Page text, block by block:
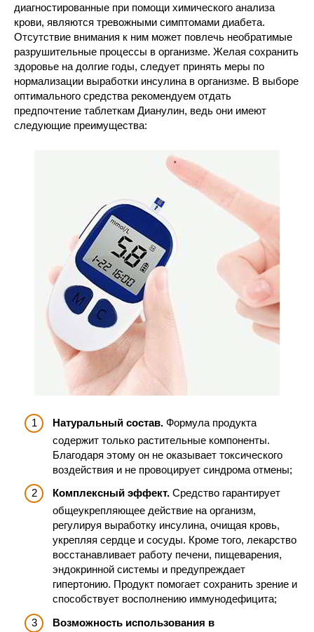
диагностированные при помощи химического анализа
крови, являются тревожными симптомами диабета.
Отсутствие внимания к ним может повлечь необратимые
разрушительные процессы в организме. Желая сохранить
здоровье на долгие годы, следует принять меры по
нормализации выработки инсулина в организме. В выборе
оптимального средства рекомендуем отдать
предпочтение таблеткам Дианулин, ведь они имеют
следующие преимущества:
Натуральный состав. Формула продукта
содержит только растительные компоненты.
Благодаря этому он не оказывает токсического
воздействия и не провоцирует синдрома отмены;
Комплексный эффект. Средство гарантирует
общеукрепляющее действие на организм,
регулируя выработку инсулина, очищая кровь,
укрепляя сердце и сосуды. Кроме того, лекарство
восстанавливает работу печени, пищеварения,
эндокринной системы и предупреждает
гипертонию. Продукт помогает сохранить зрение и
способствует восполнению иммунодефицита;
Возможность использования в